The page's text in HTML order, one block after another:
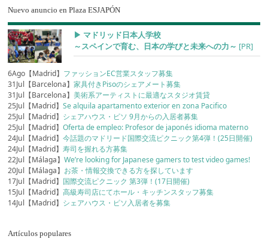
Nuevo anuncio en Plaza ESJAPÓN
▶︎ マドリッド日本人学校
～スペインで育む、日本の学びと未来への力～ [PR]
6Ago【Madrid】 ファッションEC営業スタッフ募集
31Jul【Barcelona】家具付きPisoのシェアメート募集
31Jul【Barcelona】美術系アーティストに最適なスタジオ賃貸
25Jul【Madrid】Se alquila apartamento exterior en zona Pacifico
25Jul【Madrid】 シェアハウス・ピソ 9月からの入居者募集
25Jul【Madrid】Oferta de empleo: Profesor de japonés idioma materno
24Jul【Madrid】今話題のマドリード国際交流ピクニック第4弾！(25日開催)
24Jul【Madrid】寿司を握れる方募集
22Jul【Málaga】We’re looking for Japanese gamers to test video games!
20Jul【Málaga】 お茶・情報交換できる方を探しています
17Jul【Madrid】 国際交流ピクニック 第3弾！(17日開催)
15Jul【Madrid】高級寿司店にてホール・キッチンスタッフ募集
14Jul【Madrid】 シェアハウス・ピソ入居者を募集
Artículos populares